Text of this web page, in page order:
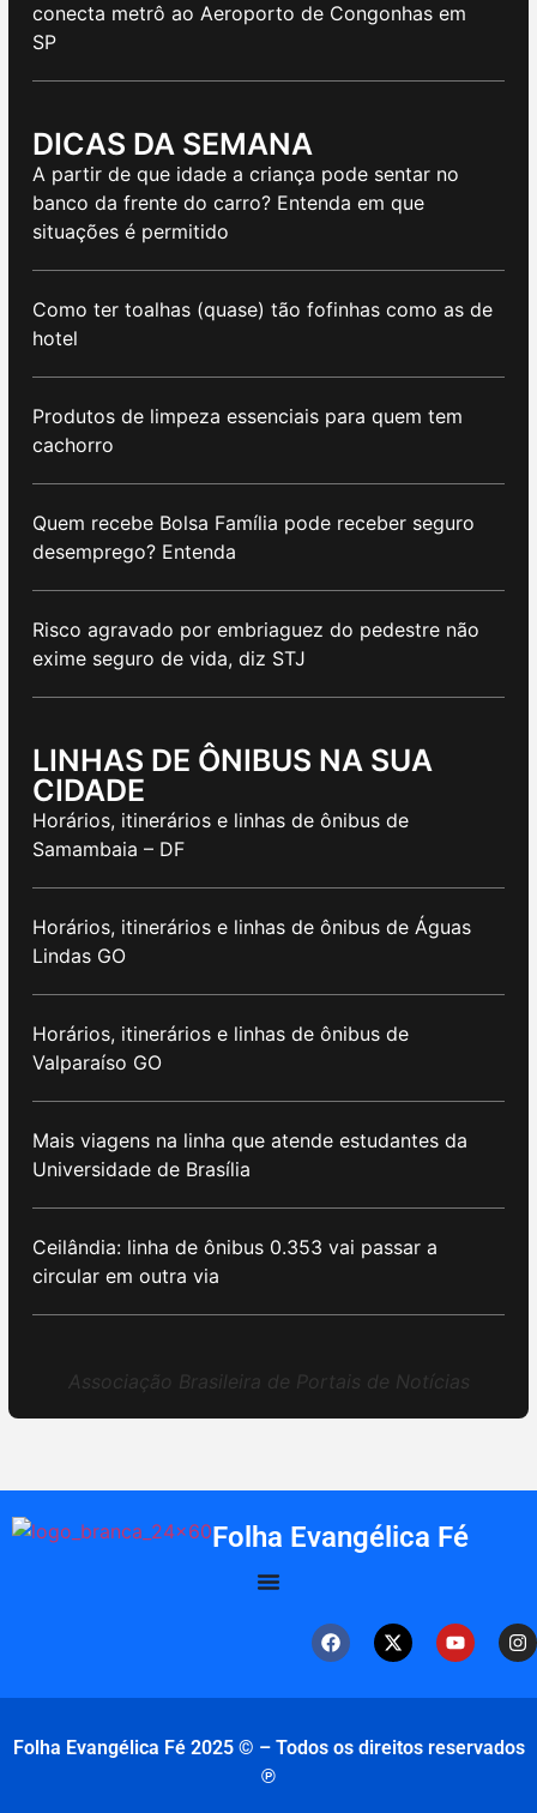
conecta metrô ao Aeroporto de Congonhas em
SP
DICAS DA SEMANA
A partir de que idade a criança pode sentar no
banco da frente do carro? Entenda em que
situações é permitido
Como ter toalhas (quase) tão fofinhas como as de
hotel
Produtos de limpeza essenciais para quem tem
cachorro
Quem recebe Bolsa Família pode receber seguro
desemprego? Entenda
Risco agravado por embriaguez do pedestre não
exime seguro de vida, diz STJ
LINHAS DE ÔNIBUS NA SUA
CIDADE
Horários, itinerários e linhas de ônibus de
Samambaia – DF
Horários, itinerários e linhas de ônibus de Águas
Lindas GO
Horários, itinerários e linhas de ônibus de
Valparaíso GO
Mais viagens na linha que atende estudantes da
Universidade de Brasília
Ceilândia: linha de ônibus 0.353 vai passar a
circular em outra via
Associação Brasileira de Portais de Notícias
Folha Evangélica Fé
Folha Evangélica Fé 2025 © – Todos os direitos reservados
℗